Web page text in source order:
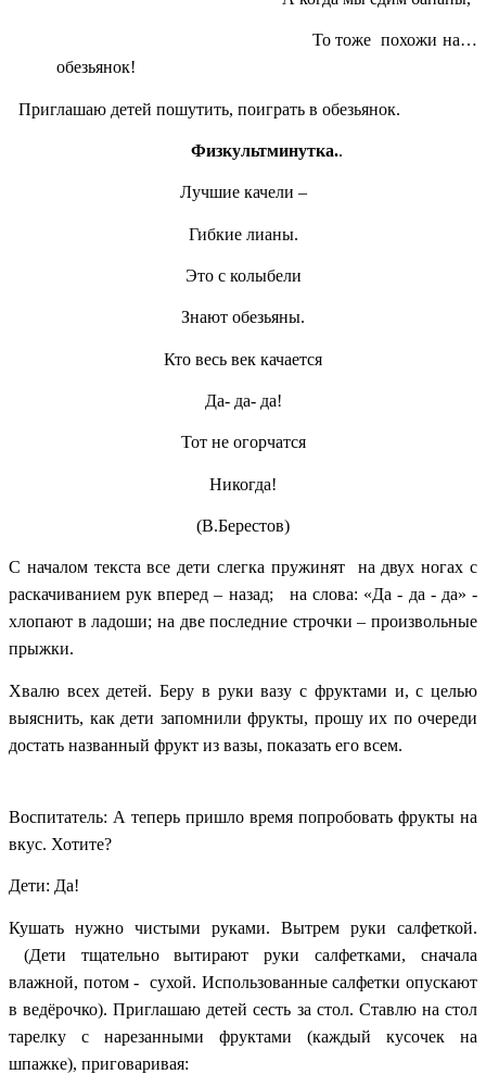
То тоже похожи на…
обезьянок!
Приглашаю детей пошутить, поиграть в обезьянок.
Физкультминутка..
Лучшие качели –
Гибкие лианы.
Это с колыбели
Знают обезьяны.
Кто весь век качается
Да- да- да!
Тот не огорчатся
Никогда!
(В.Берестов)
С началом текста все дети слегка пружинят на двух ногах с
раскачиванием рук вперед – назад; на слова: «Да - да - да» -
хлопают в ладоши; на две последние строчки – произвольные
прыжки.
Хвалю всех детей. Беру в руки вазу с фруктами и, с целью
выяснить, как дети запомнили фрукты, прошу их по очереди
достать названный фрукт из вазы, показать его всем.
Воспитатель: А теперь пришло время попробовать фрукты на
вкус. Хотите?
Дети: Да!
Кушать нужно чистыми руками. Вытрем руки салфеткой.
(Дети тщательно вытирают руки салфетками, сначала
влажной, потом - сухой. Использованные салфетки опускают
в ведёрочко). Приглашаю детей сесть за стол. Ставлю на стол
тарелку с нарезанными фруктами (каждый кусочек на
шпажке), приговаривая: